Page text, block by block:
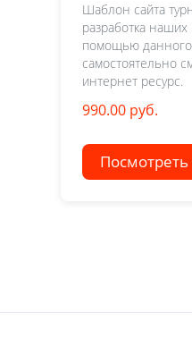
Шаблон сайта
разработка
помощью данного
самостоятельно
интернет ресурс.
990.00 руб.
Посмотреть